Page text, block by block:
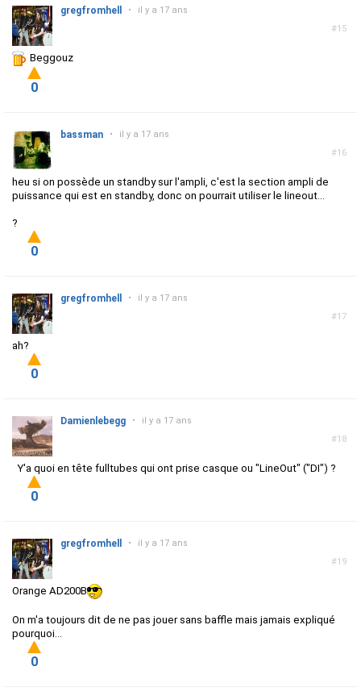
#15
gregfromhell • il y a 17 ans
Beggouz
0
#16
bassman • il y a 17 ans
heu si on possède un standby sur l'ampli, c'est la section ampli de
puissance qui est en standby, donc on pourrait utiliser le lineout...
?
0
#17
gregfromhell • il y a 17 ans
ah?
0
#18
Damienlebegg • il y a 17 ans
Y'a quoi en tête fulltubes qui ont prise casque ou "LineOut" ("DI") ?
0
#19
gregfromhell • il y a 17 ans
Orange AD200B
On m'a toujours dit de ne pas jouer sans baffle mais jamais expliqué
pourquoi...
0